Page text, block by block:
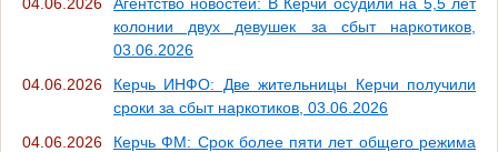
колонии двух девушек за сбыт наркотиков,
03.06.2026
04.06.2026
Керчь ИНФО: Две жительницы Керчи получили
сроки за сбыт наркотиков, 03.06.2026
04.06.2026
Керчь ФМ: Срок более пяти лет общего режима